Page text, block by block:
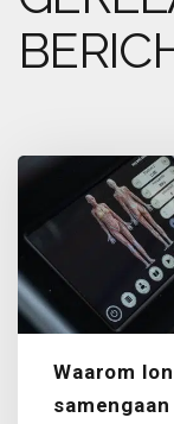
Waarom
samengaan